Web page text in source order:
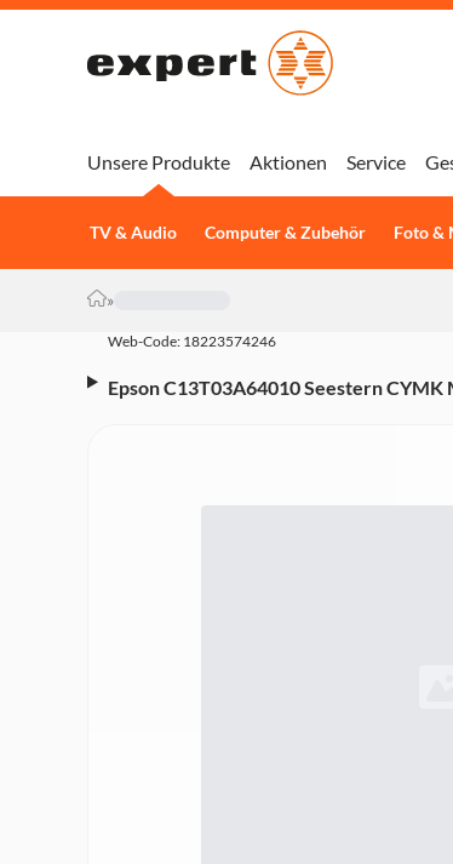
Unsere Produkte
TV & Audio Computer & Zubehör Foto &
Aktionen Service
»
Web-Code: 18223574246
Epson C13T03A64010 Seestern